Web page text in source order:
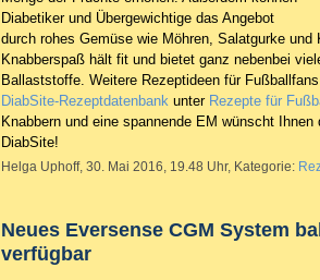
Diabetiker und Übergewichtige das Angebot
durch rohes Gemüse wie Möhren, Salatgurke und
Knabberspaß hält fit und bietet ganz nebenbei
Ballaststoffe. Weitere Rezeptideen für
DiabSite-Rezeptdatenbank unter Rezepte für
Knabbern und eine spannende EM wünscht
DiabSite!
Helga Uphoff, 30. Mai 2016, 19.48 Uhr, Kategorie:
Neues Eversense CGM System
verfügbar